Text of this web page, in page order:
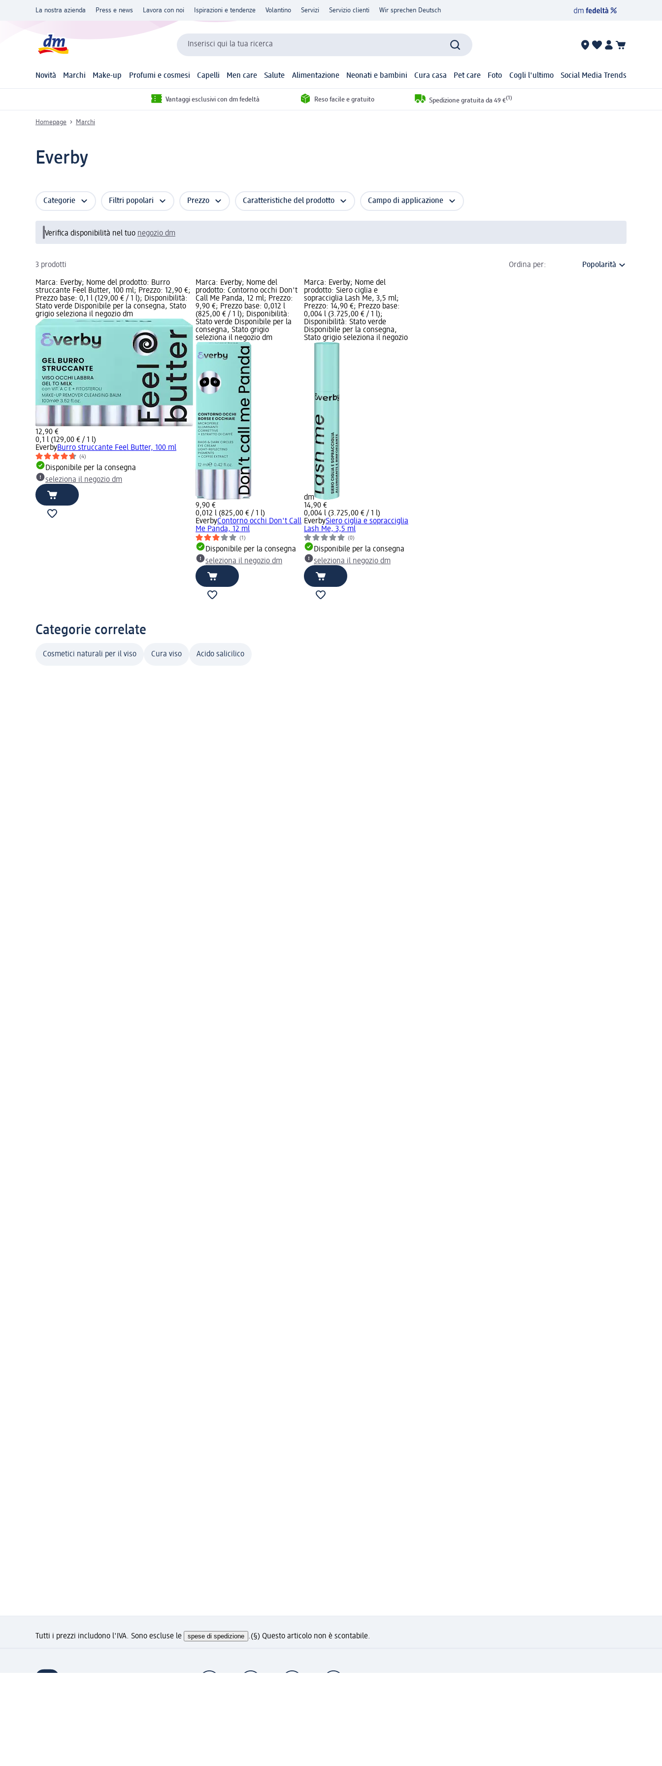
La nostra azienda Press e news Lavora con noi Ispirazioni e tendenze Volantino Servizi Servizio clienti Wir sprechen Deutsch
Inserisci qui la tua ricerca
Novità Marchi Make-up Profumi e cosmesi Capelli Men care Salute Alimentazione Neonati e bambini Cura casa Pet care Foto Cogli l'ultimo Social Media Trends
Vantaggi esclusivi con dm fedeltà Reso facile e gratuito Spedizione gratuita da 49 €(1)
Homepage Marchi
Everby
Categorie Filtri popolari Prezzo Caratteristiche del prodotto Campo di applicazione
Verifica disponibilità nel tuo negozio dm
3 prodotti Ordina per:
Marca: Everby; Nome del prodotto: Burro
struccante Feel Butter, 100 ml; Prezzo: 12,90 €;
Prezzo base: 0,1 l (129,00 € / 1 l); Disponibilità:
Stato verde Disponibile per la consegna, Stato
grigio seleziona il negozio dm
12,90 €
0,1 l (129,00 € / 1 l)
EverbyBurro struccante Feel Butter, 100 ml
(4)
Disponibile per la consegna
seleziona il negozio dm
Marca: Everby; Nome del
prodotto: Contorno occhi Don't
Call Me Panda, 12 ml; Prezzo:
9,90 €; Prezzo base: 0,012 l
(825,00 € / 1 l); Disponibilità:
Stato verde Disponibile per la
consegna, Stato grigio
seleziona il negozio dm
9,90 €
0,012 l (825,00 € / 1 l)
EverbyContorno occhi Don't Call
Me Panda, 12 ml
(1)
Disponibile per la consegna
seleziona il negozio dm
Marca: Everby; Nome del
prodotto: Siero ciglia e
sopracciglia Lash Me, 3,5 ml;
Prezzo: 14,90 €; Prezzo base:
0,004 l (3.725,00 € / 1 l);
Disponibilità: Stato verde
Disponibile per la consegna,
Stato grigio seleziona il negozio
dm
14,90 €
0,004 l (3.725,00 € / 1 l)
EverbySiero ciglia e sopracciglia
Lash Me, 3,5 ml
(0)
Disponibile per la consegna
seleziona il negozio dm
Categorie correlate
Cosmetici naturali per il viso Cura viso Acido salicilico
Tutti i prezzi includono l'IVA. Sono escluse le spese di spedizione .(§) Questo articolo non è scontabile.